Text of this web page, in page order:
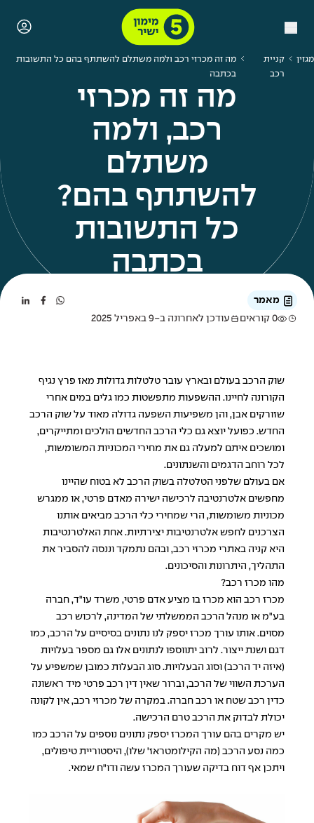
מגזין
קניית
רכב
מה זה מכרזי רכב ולמה משתלם להשתתף בהם כל התשובות
בכתבה
מה זה מכרזי
רכב, ולמה
משתלם
להשתתף בהם?
כל התשובות
בכתבה
מאמר
0 קוראים
עודכן לאחרונה ב-9 באפריל 2025
שוק הרכב בעולם ובארץ עובר טלטלות גדולות מאז פרץ נגיף
הקורונה לחיינו. ההשפעות מתפשטות כמו גלים במים אחרי
שזורקים אבן, והן משפיעות השפעה גדולה מאוד על שוק הרכב
החדש. כפועל יוצא גם כלי הרכב החדשים הולכים ומתייקרים,
ומושכים איתם למעלה גם את מחירי המכוניות המשומשות,
לכל רוחב הדגמים והשנתונים.
אם בעולם שלפני הטלטלה בשוק הרכב לא בטוח שהיינו
מחפשים אלטרנטיבה לרכישה ישירה מאדם פרטי, או ממגרש
מכוניות משומשות, הרי שמחירי כלי הרכב מביאים אותנו
הצרכנים לחפש אלטרנטיבות יצירתיות. אחת האלטרנטיבות
היא קניה באתרי מכרזי רכב, ובהם נתמקד וננסה להסביר את
התהליך, היתרונות והסיכונים.
מהו מכרז רכב?
מכרז רכב הוא מכרז בו מציע אדם פרטי, משרד עו"ד, חברה
בע"מ או מנהל הרכב הממשלתי של המדינה, לרכוש רכב
מסוים. אותו עורך מכרז יספק לנו נתונים בסיסיים על הרכב, כמו
דגם ושנת ייצור. לרוב יתווספו לנתונים אלו גם מספר בעלויות
(איזה יד הרכב) וסוג הבעלויות. סוג הבעלות כמובן שמשפיע על
הערכת השווי של הרכב, וברור שאין דין רכב פרטי מיד ראשונה
כדין רכב שטח או רכב חברה. במקרה של מכרזי רכב, אין לקונה
יכולת לבדוק את הרכב טרם הרכישה.
יש מקרים בהם עורך המכרז יספק נתונים נוספים על הרכב כמו
כמה נסע הרכב (מה הקילומטראז' שלו), היסטוריית טיפולים,
ויתכן אף דוח בדיקה שעורך המכרז עשה ודו"ח שמאי.